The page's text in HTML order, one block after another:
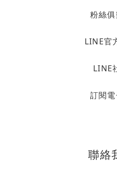
粉絲
LINE官
LINE
訂閱
聯絡